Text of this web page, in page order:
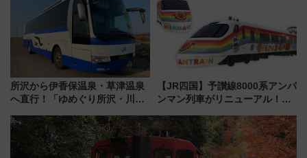
マンが登場
所沢から伊香保温泉・草津温泉
へ直行！「ゆめぐり所沢・川越
軽に 運行ダイヤ・運賃を解説
【JR四国】予讃線8000系アンパ
ンマン列車がリニューアル！内
今年12月